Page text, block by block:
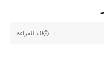
0 د للقراءة